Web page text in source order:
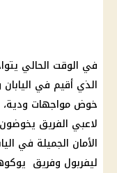
في الوقت الحالي
الذي أقيم في
خوض مواجهات ودية،
لاعبي الفريق
الأمان الجميلة في
ليفربول وفريق